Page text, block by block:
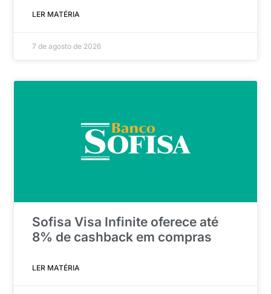
LER MATÉRIA
7 de agosto de 2026
Sofisa Visa Infinite oferece até
8% de cashback em compras
LER MATÉRIA